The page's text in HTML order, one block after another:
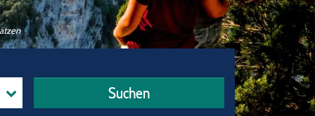
Suchen